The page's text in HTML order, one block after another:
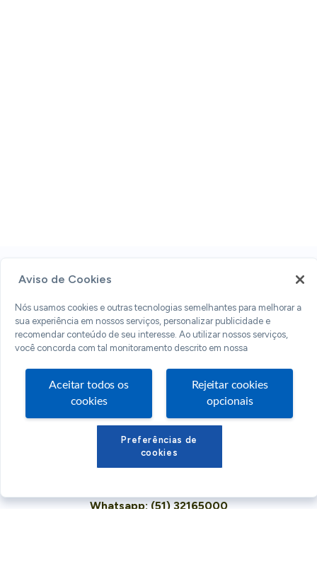
Conteúdos Sebrae RS
Atendimento
Institucional
Siga o SEBRAE RS
Você também pode nos ligar
Whatsapp: (51) 32165000
Aviso de Cookies
Nós usamos cookies e outras tecnologias semelhantes para melhorar a
sua experiência em nossos serviços, personalizar publicidade e
recomendar conteúdo de seu interesse. Ao utilizar nossos serviços,
você concorda com tal monitoramento descrito em nossa
Aceitar todos os
cookies
Rejeitar cookies
opcionais
Preferências de
cookies